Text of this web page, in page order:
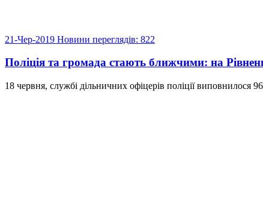
21-Чер-2019 Новини переглядів: 822
Поліція та громада стають ближчими: на
18 червня, службі дільничних офіцерів поліції виповнилося